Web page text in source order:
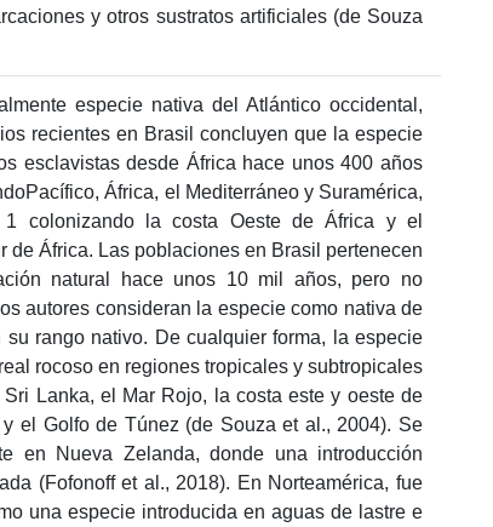
y otros sustratos artificiales (de Souza
especie nativa del Atlántico occidental,
recientes en Brasil concluyen que la especie
esclavistas desde África hace unos 400 años
África, el Mediterráneo y Suramérica,
colonizando la costa Oeste de África y el
de África. Las poblaciones en Brasil pertenecen
natural hace unos 10 mil años, pero no
autores consideran la especie como nativa de
rango nativo. De cualquier forma, la especie
rocoso en regiones tropicales y subtropicales
Lanka, el Mar Rojo, la costa este y oeste de
el Golfo de Túnez (de Souza et al., 2004). Se
en Nueva Zelanda, donde una introducción
(Fofonoff et al., 2018). En Norteamérica, fue
una especie introducida en aguas de lastre e